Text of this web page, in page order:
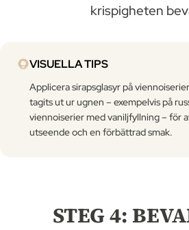
krispigheten
VISUELLA TIPS
Applicera sirapsglasyr på
tagits ut ur ugnen – exempelvis på
viennoiserier med vaniljfyllning – för
utseende och en förbättrad smak.
STEG 4: